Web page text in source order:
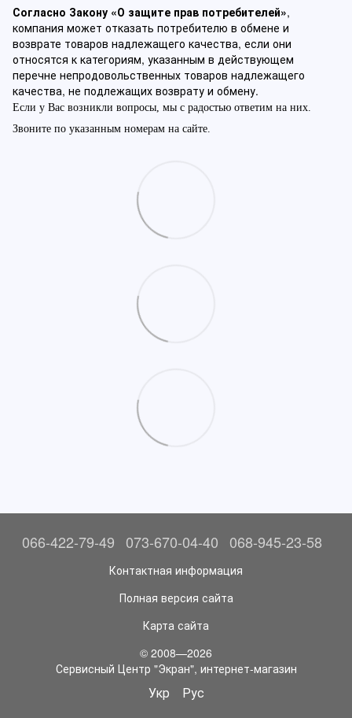
Согласно Закону «О защите прав потребителей»,
компания может отказать потребителю в обмене и
возврате товаров надлежащего качества, если они
относятся к категориям, указанным в действующем
перечне непродовольственных товаров надлежащего
качества, не подлежащих возврату и обмену.
Если у Вас возникли вопросы, мы с радостью ответим на них.
Звоните по указанным номерам на сайте.
066-422-79-49 073-670-04-40 068-945-23-58
Контактная информация
Полная версия сайта
Карта сайта
© 2008—2026
Сервисный Центр "Экран", интернет-магазин
Укр Рус